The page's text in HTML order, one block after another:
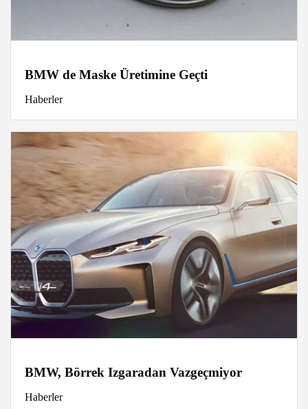
BMW de Maske Üretimine Geçti
Haberler
BMW, Börrek Izgaradan Vazgeçmiyor
Haberler